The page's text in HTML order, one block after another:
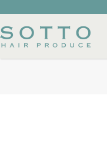
ルサンプル 店休日